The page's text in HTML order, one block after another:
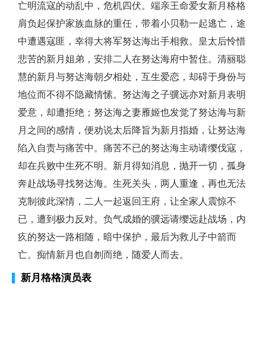
亡明流寇的动乱中，危机四伏。端亲王命爱女新月格格
肩负起保护家族血脉的重任，带着小贝勒一起逃亡，途
中遭遇寇匪，幸得大将军努达海出手相救。皇太后怜惜
悲苦的新月姐弟，安排二人在努达海府中暂住。清丽聪
慧的新月与努达海朝夕相处，互生爱恋，却碍于身份与
地位而不得不隐藏情愫。努达海之子骥远亦对新月表明
爱意，却遭拒绝；努达海之妻雁姬也发觉了努达海与新
月之间的感情，便劝说太后降旨为新月指婚，让努达海
陷入自责与痛苦中。痛苦不已的努达海主动请缨伐寇，
却在兵败中生死不明。新月得知消息，抛开一切，孤身
奔赴战场寻找努达海。生死关头，两人重逢，再也无法
克制彼此深情，二人一起返回王府，让全家人震惊不
已，遭到极力反对。负气成婚的骥远请缨远赴战场，内
疚的努达一路相随，暗中保护，最后为救儿子中箭而
亡。痴情新月也自刎而绝，随爱人而去。
新月格格演员表